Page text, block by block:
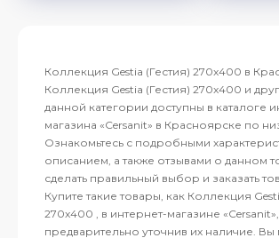
Коллекция Gestia (Гестия) 270x400 в
Коллекция Gestia (Гестия) 270x400 и
данной категории доступны в каталоге
магазина «Cersanit» в Красноярске по
Ознакомьтесь с подробными
описанием, а также отзывами о данном
сделать правильный выбор и заказать
Купите такие товары, как Коллекция
270x400 , в интернет-магазине «Cersanit»,
предварительно уточнив их наличие. Вы